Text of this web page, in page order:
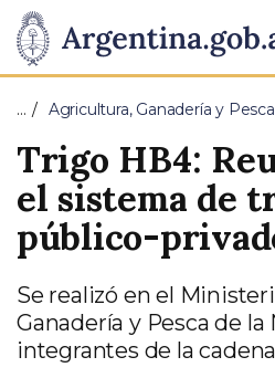
Presidencia
de
la
Nación
Pasar al contenido principal
… Agricultura, Ganadería y Pesca
Trigo HB4:
el sistema de
público-
Se realizó en el
Ganadería y Pesca de
integrantes de la